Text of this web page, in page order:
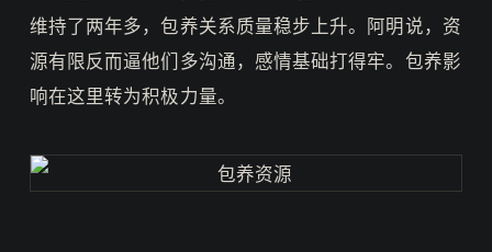
维持了两年多，包养关系质量稳步上升。阿明说，资
源有限反而逼他们多沟通，感情基础打得牢。包养影
响在这里转为积极力量。